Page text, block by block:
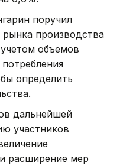
поручил
рынка производства
объемов
определить
дальнейшей
участников
расширение мер